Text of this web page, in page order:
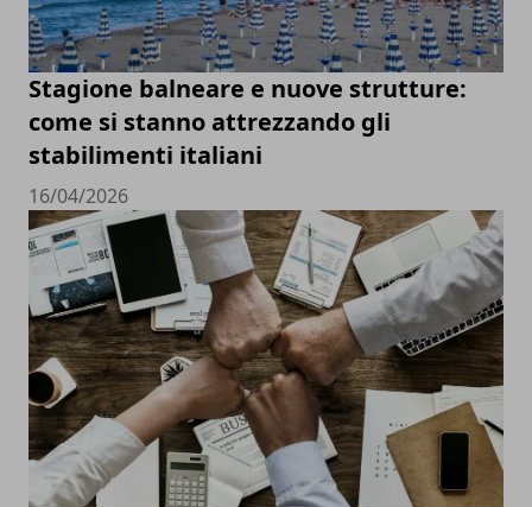
Stagione balneare e nuove strutture:
come si stanno attrezzando gli
stabilimenti italiani
16/04/2026